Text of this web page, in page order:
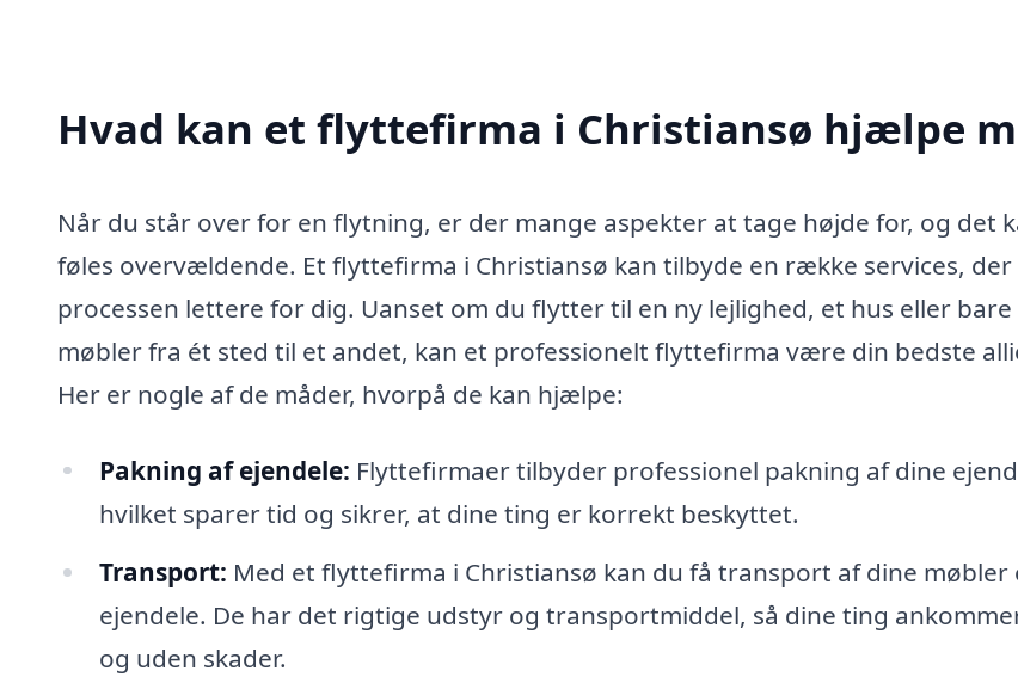
Hvad kan et flyttefirma i Christiansø hjælpe
Når du står over for en flytning, er der mange aspekter at tage højde for, og det
føles overvældende. Et flyttefirma i Christiansø kan tilbyde en række services,
processen lettere for dig. Uanset om du flytter til en ny lejlighed, et hus eller
møbler fra ét sted til et andet, kan et professionelt flyttefirma være din bedste
Her er nogle af de måder, hvorpå de kan hjælpe:
Pakning af ejendele: Flyttefirmaer tilbyder professionel pakning af dine
hvilket sparer tid og sikrer, at dine ting er korrekt beskyttet.
Transport: Med et flyttefirma i Christiansø kan du få transport af dine møbler
ejendele. De har det rigtige udstyr og transportmiddel, så dine ting
og uden skader.